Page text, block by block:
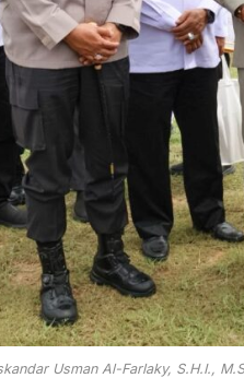
Usman Al-Farlaky, S.H.I.,